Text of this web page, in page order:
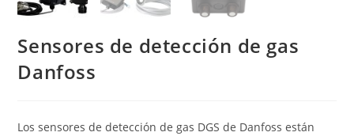
Sensores de detección de gas
Danfoss
Los sensores de detección de gas DGS de Danfoss están